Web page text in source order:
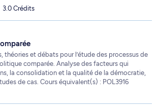
3.0 Crédits
théories et débats pour l’étude des processus de
comparée. Analyse des facteurs qui
la consolidation et la qualité de la démocratie,
de cas. Cours équivalent(s) : POL3916